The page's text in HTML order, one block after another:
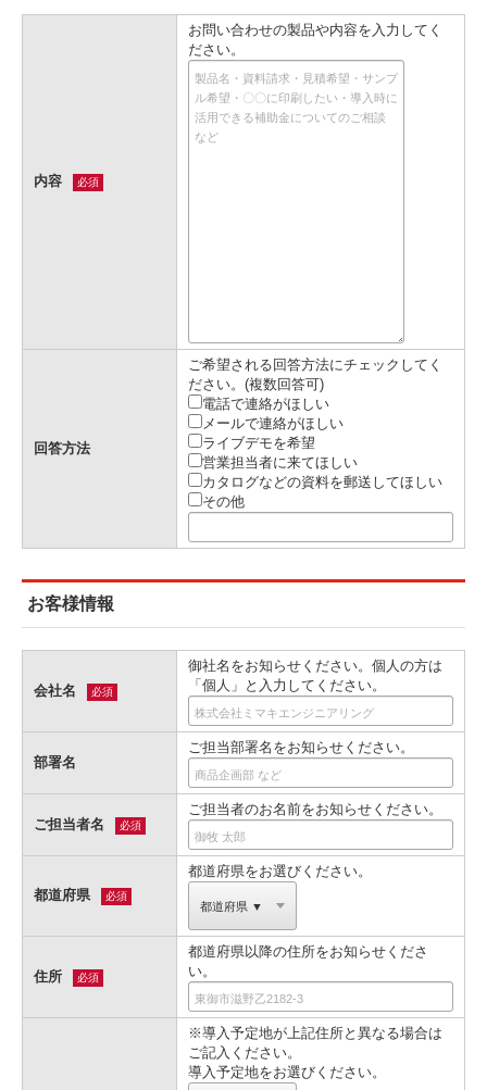
内容 必須
お問い合わせの製品や内容を入力してく
ださい。
回答方法
ご希望される回答方法にチェックしてく
ださい。(複数回答可)
電話で連絡がほしい
メールで連絡がほしい
ライブデモを希望
営業担当者に来てほしい
カタログなどの資料を郵送してほしい
その他
お客様情報
会社名 必須
御社名をお知らせください。個人の方は
「個人」と入力してください。
部署名
ご担当部署名をお知らせください。
ご担当者名 必須
ご担当者のお名前をお知らせください。
都道府県 必須
都道府県をお選びください。
住所 必須
都道府県以降の住所をお知らせくださ
い。
※導入予定地が上記住所と異なる場合は
ご記入ください。
導入予定地をお選びください。